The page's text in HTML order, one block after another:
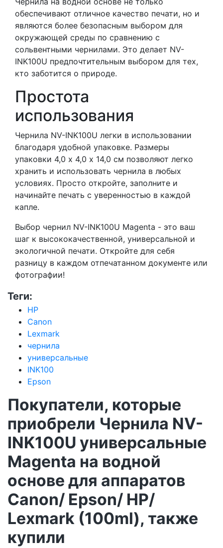
обеспечивают отличное качество печати, но и
являются более безопасным выбором для
окружающей среды по сравнению с
сольвентными чернилами. Это делает NV-
INK100U предпочтительным выбором для тех,
кто заботится о природе.
Простота
использования
Чернила NV-INK100U легки в использовании
благодаря удобной упаковке. Размеры
упаковки 4,0 х 4,0 х 14,0 см позволяют легко
хранить и использовать чернила в любых
условиях. Просто откройте, заполните и
начинайте печать с уверенностью в каждой
капле.
Выбор чернил NV-INK100U Magenta - это ваш
шаг к высококачественной, универсальной и
экологичной печати. Откройте для себя
разницу в каждом отпечатанном документе или
фотографии!
Теги:
HP
Canon
Lexmark
чернила
универсальные
INK100
Epson
Покупатели, которые
приобрели Чернила NV-
INK100U универсальные
Magenta на водной
основе для аппаратов
Сanon/ Epson/ НР/
Lexmark (100ml), также
купили